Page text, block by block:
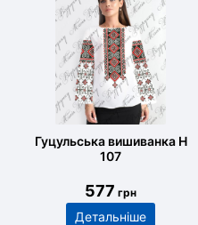
Гуцульська вишиванка Н
107
577 грн
Детальніше